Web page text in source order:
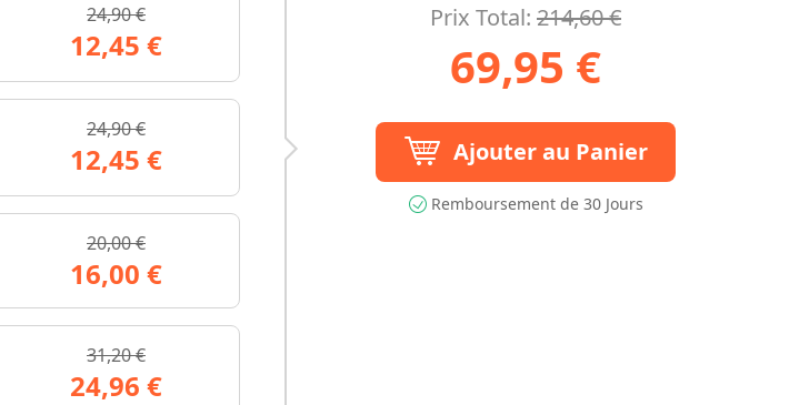
24,90 €
12,45 €
24,90 €
12,45 €
20,00 €
16,00 €
31,20 €
24,96 €
Prix Total: 214,60 €
69,95 €
Ajouter au Panier
Remboursement de 30 Jours